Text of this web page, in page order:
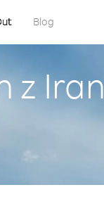
Blog
z Iran